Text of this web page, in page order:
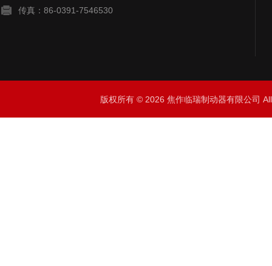
传真：86-0391-7546530
版权所有 © 2026 焦作临瑞制动器有限公